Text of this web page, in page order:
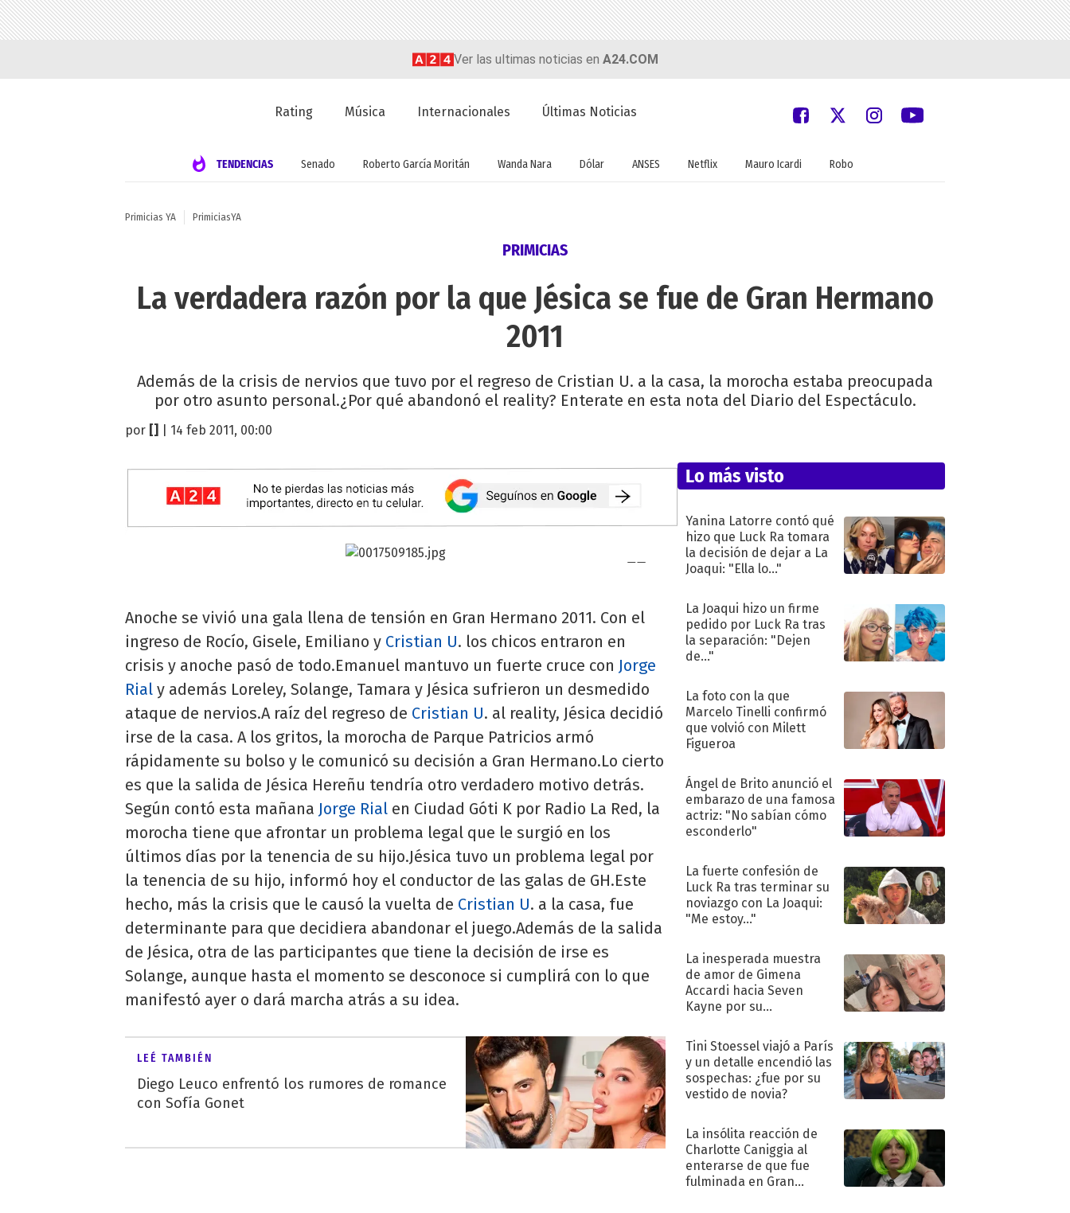
Ver las ultimas noticias en A24.COM
Rating Música Internacionales Últimas Noticias
TENDENCIAS Senado Roberto García Moritán Wanda Nara Dólar ANSES Netflix Mauro Icardi Robo
Primicias YA PrimiciasYA
PRIMICIAS
La verdadera razón por la que Jésica se fue de Gran Hermano
2011
Además de la crisis de nervios que tuvo por el regreso de Cristian U. a la casa, la morocha estaba preocupada
por otro asunto personal.¿Por qué abandonó el reality? Enterate en esta nota del Diario del Espectáculo.
por | 14 feb 2011, 00:00
Anoche se vivió una gala llena de tensión en Gran Hermano 2011. Con el
ingreso de Rocío, Gisele, Emiliano y Cristian U. los chicos entraron en
crisis y anoche pasó de todo.Emanuel mantuvo un fuerte cruce con Jorge
Rial y además Loreley, Solange, Tamara y Jésica sufrieron un desmedido
ataque de nervios.A raíz del regreso de Cristian U. al reality, Jésica decidió
irse de la casa. A los gritos, la morocha de Parque Patricios armó
rápidamente su bolso y le comunicó su decisión a Gran Hermano.Lo cierto
es que la salida de Jésica Hereñu tendría otro verdadero motivo detrás.
Según contó esta mañana Jorge Rial en Ciudad Góti K por Radio La Red, la
morocha tiene que afrontar un problema legal que le surgió en los
últimos días por la tenencia de su hijo.Jésica tuvo un problema legal por
la tenencia de su hijo, informó hoy el conductor de las galas de GH.Este
hecho, más la crisis que le causó la vuelta de Cristian U. a la casa, fue
determinante para que decidiera abandonar el juego.Además de la salida
de Jésica, otra de las participantes que tiene la decisión de irse es
Solange, aunque hasta el momento se desconoce si cumplirá con lo que
manifestó ayer o dará marcha atrás a su idea.
LEÉ TAMBIÉN
Diego Leuco enfrentó los rumores de romance
con Sofía Gonet
Lo más visto
Yanina Latorre contó qué
hizo que Luck Ra tomara
la decisión de dejar a La
Joaqui: "Ella lo..."
La Joaqui hizo un firme
pedido por Luck Ra tras
la separación: "Dejen
de..."
La foto con la que
Marcelo Tinelli confirmó
que volvió con Milett
Figueroa
Ángel de Brito anunció el
embarazo de una famosa
actriz: "No sabían cómo
esconderlo"
La fuerte confesión de
Luck Ra tras terminar su
noviazgo con La Joaqui:
"Me estoy..."
La inesperada muestra
de amor de Gimena
Accardi hacia Seven
Kayne por su
Tini Stoessel viajó a París
y un detalle encendió las
sospechas: ¿fue por su
vestido de novia?
La insólita reacción de
Charlotte Caniggia al
enterarse de que fue
fulminada en Gran